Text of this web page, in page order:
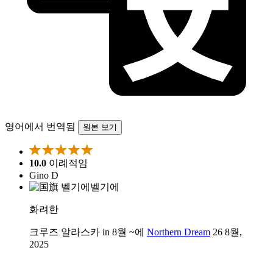
영어에서 번역됨 원본 보기
10.0 이례적임
Gino D
벨기에
화려한
크루즈 알라스카 in 8월 ~에 Northern Dream 26 8월,
2025